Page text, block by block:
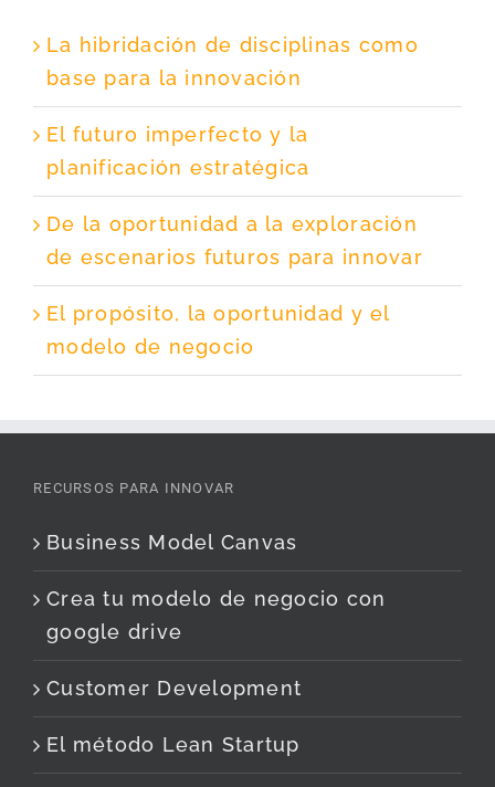
La hibridación de disciplinas como
base para la innovación
El futuro imperfecto y la
planificación estratégica
De la oportunidad a la exploración
de escenarios futuros para innovar
El propósito, la oportunidad y el
modelo de negocio
RECURSOS PARA INNOVAR
Business Model Canvas
Crea tu modelo de negocio con
google drive
Customer Development
El método Lean Startup